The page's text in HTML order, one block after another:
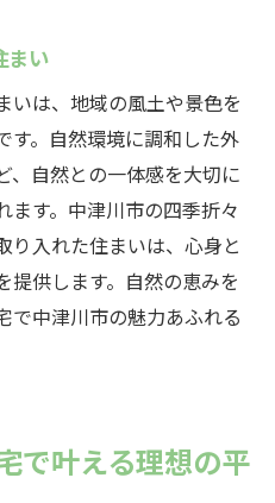
まい
いは、地域の風土や景色を
す。自然環境に調和した外
、自然との一体感を大切に
ます。中津川市の四季折々
り入れた住まいは、心身と
提供します。自然の恵みを
で中津川市の魅力あふれる
で叶える理想の平